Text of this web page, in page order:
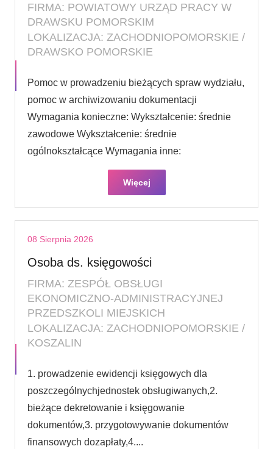
FIRMA: POWIATOWY URZĄD PRACY W
DRAWSKU POMORSKIM
LOKALIZACJA: ZACHODNIOPOMORSKIE /
DRAWSKO POMORSKIE
Pomoc w prowadzeniu bieżących spraw wydziału,
pomoc w archiwizowaniu dokumentacji
Wymagania konieczne: Wykształcenie: średnie
zawodowe Wykształcenie: średnie
ogólnokształcące Wymagania inne:
Więcej
08 Sierpnia 2026
Osoba ds. księgowości
FIRMA: ZESPÓŁ OBSŁUGI
EKONOMICZNO-ADMINISTRACYJNEJ
PRZEDSZKOLI MIEJSKICH
LOKALIZACJA: ZACHODNIOPOMORSKIE /
KOSZALIN
1. prowadzenie ewidencji księgowych dla
poszczególnychjednostek obsługiwanych,2.
bieżące dekretowanie i księgowanie
dokumentów,3. przygotowywanie dokumentów
finansowych dozapłaty,4....